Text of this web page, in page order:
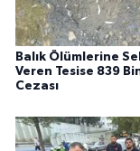
Balık Ölümlerine
Veren Tesise 839
Cezası